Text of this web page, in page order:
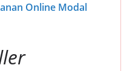
Online Modal